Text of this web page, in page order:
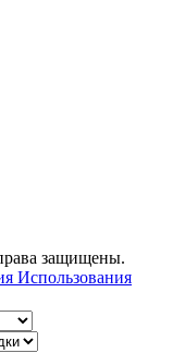
защищены.
Использования